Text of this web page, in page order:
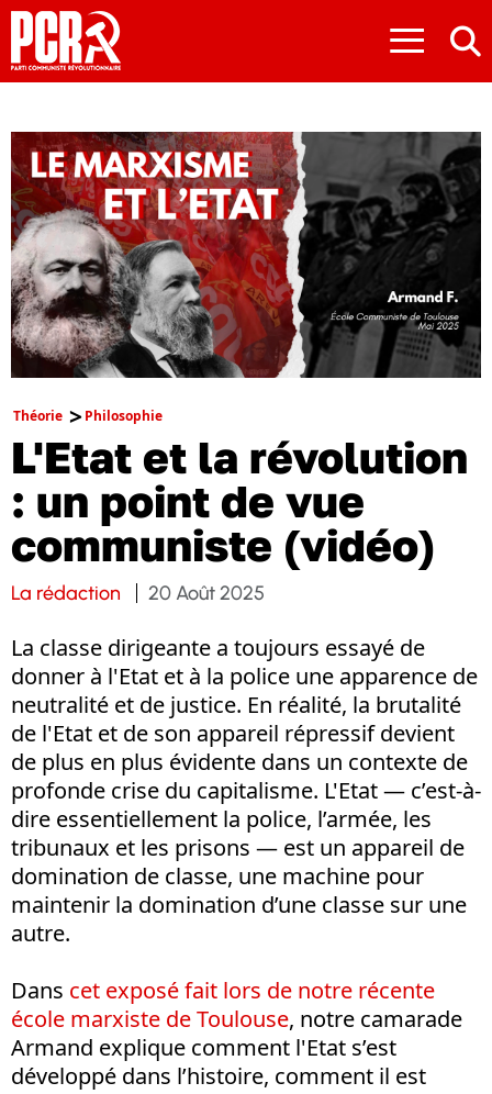
≡
Théorie Philosophie
L'Etat et la révolution
: un point de vue
communiste (vidéo)
La rédaction 20 Août 2025
La classe dirigeante a toujours essayé de
donner à l'Etat et à la police une apparence de
neutralité et de justice. En réalité, la brutalité
de l'Etat et de son appareil répressif devient
de plus en plus évidente dans un contexte de
profonde crise du capitalisme. L'Etat — c’est-à-
dire essentiellement la police, l’armée, les
tribunaux et les prisons — est un appareil de
domination de classe, une machine pour
maintenir la domination d’une classe sur une
autre.
Dans cet exposé fait lors de notre récente
école marxiste de Toulouse, notre camarade
Armand explique comment l'Etat s’est
développé dans l’histoire, comment il est